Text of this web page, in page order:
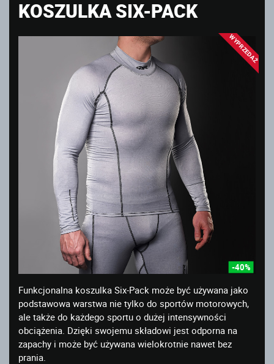
KOSZULKA SIX-PACK
WYPRZEDAŻ
-40%
Funkcjonalna koszulka Six-Pack może być używana jako
podstawowa warstwa nie tylko do sportów motorowych,
ale także do każdego sportu o dużej intensywności
obciążenia. Dzięki swojemu składowi jest odporna na
zapachy i może być używana wielokrotnie nawet bez
prania.